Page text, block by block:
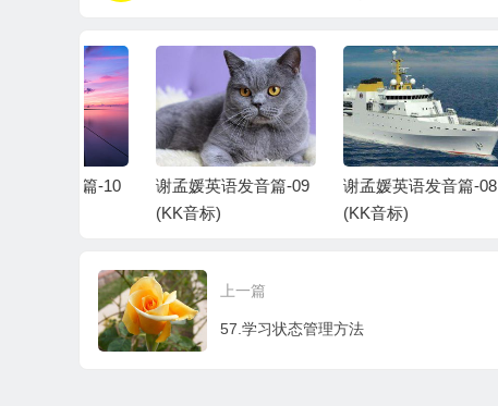
谢孟媛英语发音篇-09
(KK音标)
谢孟媛英语发音篇-08
(KK音标)
谢
上一篇
57.学习状态管理方法